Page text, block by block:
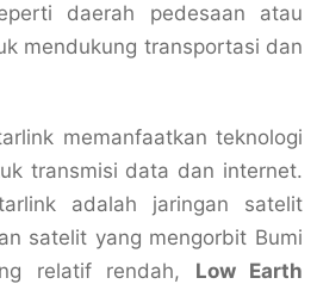
daerah pedesaan atau
mendukung transportasi dan
memanfaatkan teknologi
transmisi data dan internet.
adalah jaringan satelit
satelit yang mengorbit Bumi
relatif rendah, Low Earth